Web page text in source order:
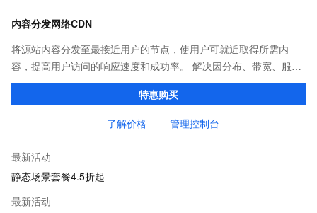
内容分发网络CDN
将源站内容分发至最接近用户的节点，使用户可就近取得所需内
容，提高用户访问的响应速度和成功率。 解决因分布、带宽、服务
器性能带来的访问延迟问题，适用于站点加速、点播、直播等场
特惠购买
了解价格 管理控制台
最新活动
静态场景套餐4.5折起
最新活动